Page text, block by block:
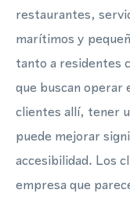
restaurantes,
marítimos y
tanto a residentes
que buscan operar
clientes allí, tener
puede mejorar
accesibilidad. Los
empresa que